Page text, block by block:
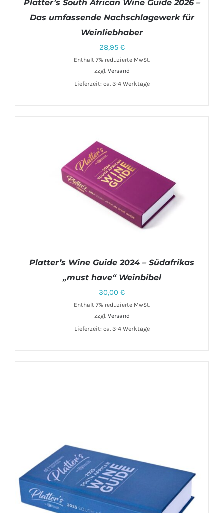
IN DEN WARENKORB / DETAILS
Platter’s South African Wine Guide 2026 –
Das umfassende Nachschlagewerk für
Weinliebhaber
28,95 €
Enthält 7% reduzierte MwSt.
zzgl. Versand
Lieferzeit: ca. 3-4 Werktage
Platter’s Wine Guide 2024 – Südafrikas
„must have“ Weinbibel
30,00 €
Enthält 7% reduzierte MwSt.
zzgl. Versand
Lieferzeit: ca. 3-4 Werktage